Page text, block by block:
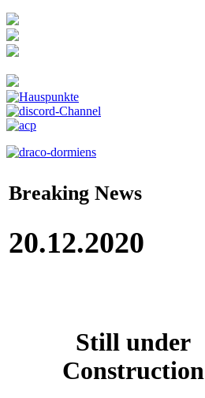
Breaking News
20.12.2020
Still under
Construction